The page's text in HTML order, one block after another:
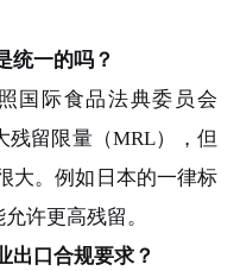
统一的吗？
际食品法典委员会
残留限量（MRL），但
大。例如日本的一律标
许更高残留。
出口合规要求？